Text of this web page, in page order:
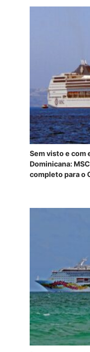
Sem visto e com
Dominicana:
completo para o